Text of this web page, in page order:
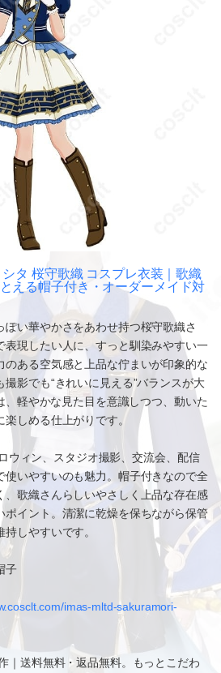
タ 桜守歌織 コスプレ衣装｜歌織
える帽子付き・オーダーメイド対
い華やかさをあわせ持つ桜守歌織さ
表現したい人に、すっと馴染みやすい一
のある空気感と上品な佇まいが印象的な
影でも“きれいに見える”バランスが大
、軽やかな見た目を意識しつつ、動いた
しめる仕上がりです。
ウィン、スタジオ撮影、交流会、配信
使いやすいのも魅力。帽子付きなので全
、歌織さんらしいやさしく上品な存在感
ポイント。清潔に乾燥を保ちながら保管
しやすいです。
子
imas-mltd-sakuramori-
｜送料無料・返品無料。もっとこだわ